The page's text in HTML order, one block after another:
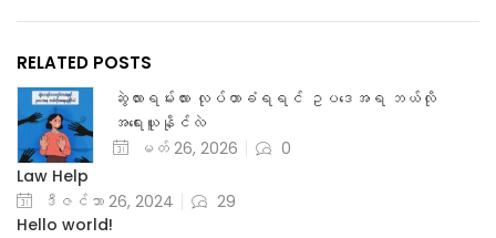
RELATED POSTS
ဆွဲလားရမ်းလား လုပ်တာခံရရင် ဥပဒေအရ ဘယ်လို
အရေးယူနိုင်လဲ
မတ် 26, 2026
0
Law Help
ဒီဇင်ဘာ 26, 2024
29
Hello world!